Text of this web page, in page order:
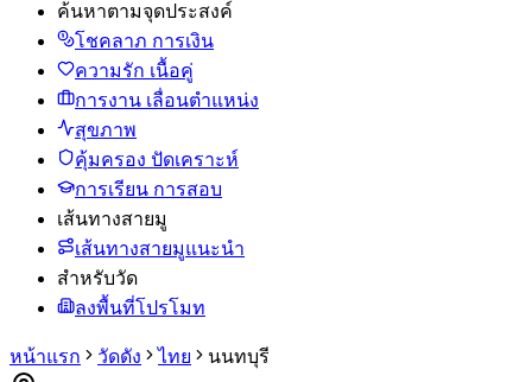
ค้นหาตามจุดประสงค์
โชคลาภ การเงิน
ความรัก เนื้อคู่
การงาน เลื่อนตำแหน่ง
สุขภาพ
คุ้มครอง ปัดเคราะห์
การเรียน การสอบ
เส้นทางสายมู
เส้นทางสายมูแนะนำ
สำหรับวัด
ลงพื้นที่โปรโมท
หน้าแรก วัดดัง ไทย
นนทบุรี